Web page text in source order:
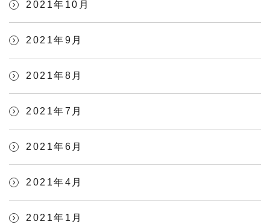
2021年10月
2021年9月
2021年8月
2021年7月
2021年6月
2021年4月
2021年1月